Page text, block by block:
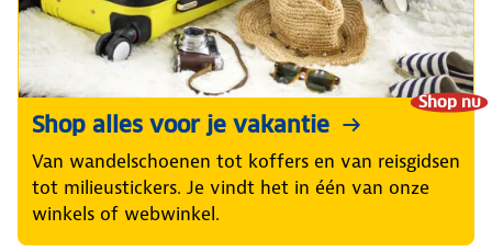
Shop nu
Shop alles voor je vakantie
Van wandelschoenen tot koffers en van reisgidsen
tot milieustickers. Je vindt het in één van onze
winkels of webwinkel.